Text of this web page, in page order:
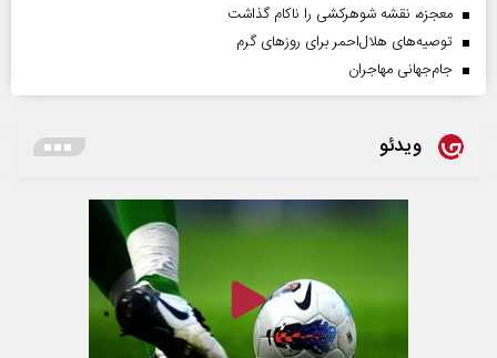
معجزه، نقشه شوهرکشی را ناکام گذاشت
توصیه‌های هلال‌احمر برای روز‌های گرم
جام‌جهانی مهاجران
ویدئو